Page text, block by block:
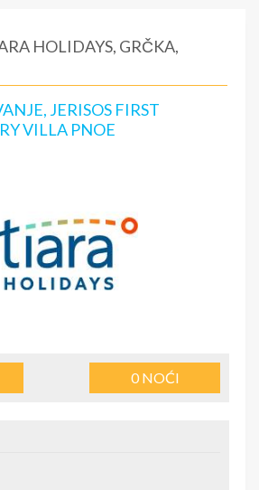
HOLIDAYS, GRČKA,
JERISOS FIRST
VILLA PNOE
0NOĆI